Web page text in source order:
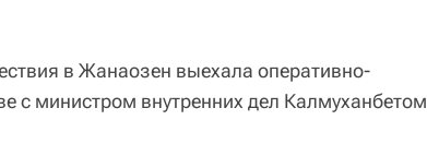
в Жанаозен выехала оперативно-
с министром внутренних дел Калмуханбетом